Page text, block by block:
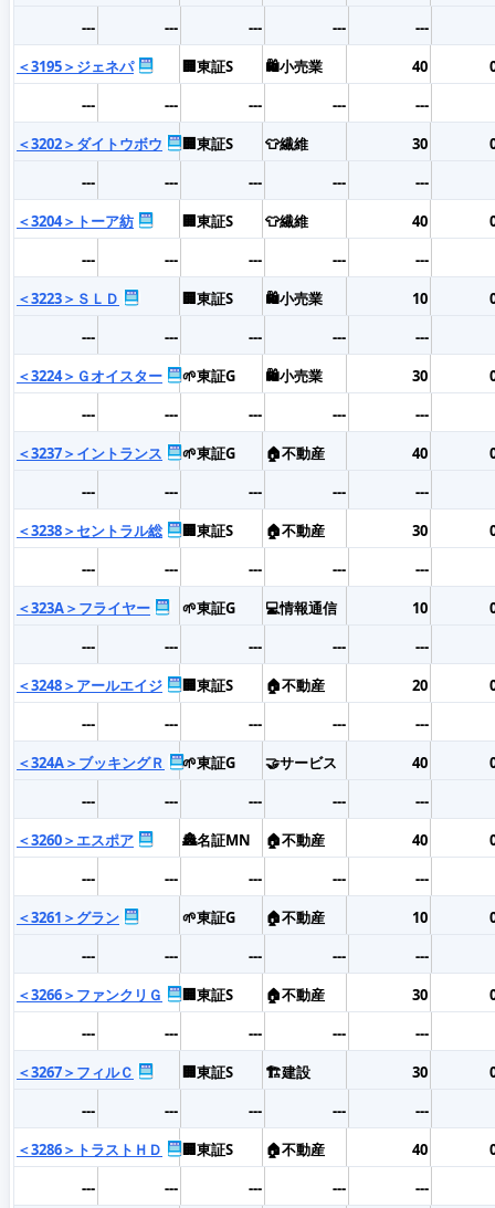
---
--- --- ---
---
＜3195＞ジェネパ
🏢東証S 🛍️小売業 40
---
--- --- ---
---
＜3202＞ダイトウボウ
🏢東証S 👕繊維 30
---
--- --- ---
---
＜3204＞トーア紡
🏢東証S 👕繊維 40
---
--- --- ---
---
＜3223＞ＳＬＤ
🏢東証S 🛍️小売業 10
---
--- --- ---
---
＜3224＞Ｇオイスター
🌱東証G 🛍️小売業 30
---
--- --- ---
---
＜3237＞イントランス
🌱東証G 🏠不動産 40
---
--- --- ---
---
＜3238＞セントラル総
🏢東証S 🏠不動産 30
---
--- --- ---
---
＜323A＞フライヤー
🌱東証G 💻情報通信 10
---
--- --- ---
---
＜3248＞アールエイジ
🏢東証S 🏠不動産 20
---
--- --- ---
---
＜324A＞ブッキングＲ
🌱東証G 🤝サービス 40
---
--- --- ---
---
＜3260＞エスポア
🏯名証MN 🏠不動産 40
---
--- --- ---
---
＜3261＞グラン
🌱東証G 🏠不動産 10
---
--- --- ---
---
＜3266＞ファンクリＧ
🏢東証S 🏠不動産 30
---
--- --- ---
---
＜3267＞フィルＣ
🏢東証S 🏗️建設 30
---
--- --- ---
---
＜3286＞トラストＨＤ
🏢東証S 🏠不動産 40
---
--- --- --- ---